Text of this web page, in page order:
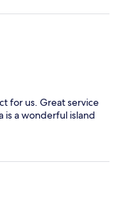
for us. Great service
is a wonderful island